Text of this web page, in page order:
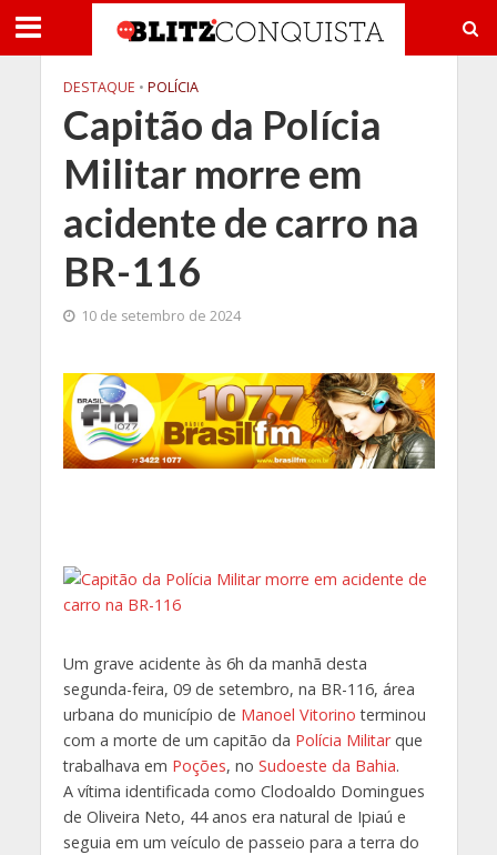
DESTAQUE • POLÍCIA
Capitão da Polícia
Militar morre em
acidente de carro na
BR-116
10 de setembro de 2024
Um grave acidente às 6h da manhã desta
segunda-feira, 09 de setembro, na BR-116, área
urbana do município de Manoel Vitorino terminou
com a morte de um capitão da Polícia Militarque
trabalhava em Poções, no Sudoeste da Bahia.
A vítima identificada como Clodoaldo Domingues
de Oliveira Neto, 44 anos era natural de Ipiaú e
seguia em um veículo de passeio para a terra do